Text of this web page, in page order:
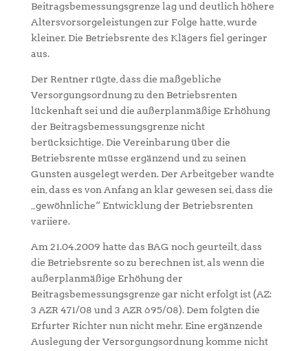
Beitragsbemessungsgrenze lag und deutlich höhere
Altersvorsorgeleistungen zur Folge hatte, wurde
kleiner. Die Betriebsrente des Klägers fiel geringer
aus.
Der Rentner rügte, dass die maßgebliche
Versorgungsordnung zu den Betriebsrenten
lückenhaft sei und die außerplanmäßige Erhöhung
der Beitragsbemessungsgrenze nicht
berücksichtige. Die Vereinbarung über die
Betriebsrente müsse ergänzend und zu seinen
Gunsten ausgelegt werden. Der Arbeitgeber wandte
ein, dass es von Anfang an klar gewesen sei, dass die
„gewöhnliche“ Entwicklung der Betriebsrenten
variiere.
Am 21.04.2009 hatte das BAG noch geurteilt, dass
die Betriebsrente so zu berechnen ist, als wenn die
außerplanmäßige Erhöhung der
Beitragsbemessungsgrenze gar nicht erfolgt ist (AZ:
3 AZR 471/08 und 3 AZR 695/08). Dem folgten die
Erfurter Richter nun nicht mehr. Eine ergänzende
Auslegung der Versorgungsordnung komme nicht